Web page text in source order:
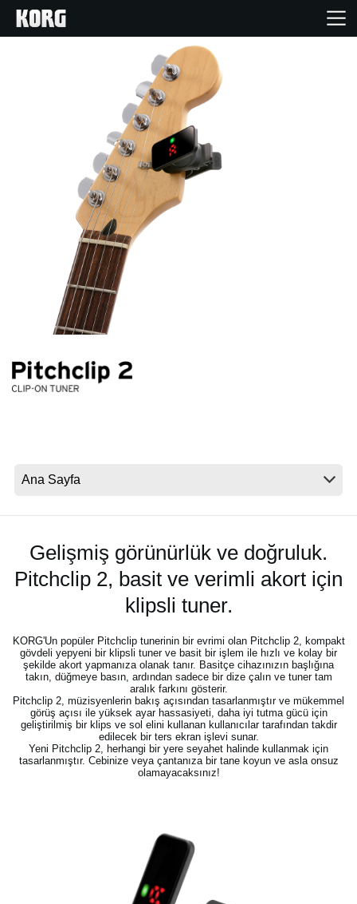
Özellikler
Etkinlikler
Destek
Mağaza Bulucu
Haberler
KORG Hakkında
Gelişmiş görünürlük ve doğruluk.
Pitchclip 2, basit ve verimli akort için
klipsli tuner.
KORG'Un popüler Pitchclip tunerinin bir evrimi olan Pitchclip 2, kompakt
gövdeli yepyeni bir klipsli tuner ve basit bir işlem ile hızlı ve kolay bir
şekilde akort yapmanıza olanak tanır. Basitçe cihazınızın başlığına
takın, düğmeye basın, ardından sadece bir dize çalın ve tuner tam
aralık farkını gösterir.
Pitchclip 2, müzisyenlerin bakış açısından tasarlanmıştır ve mükemmel
görüş açısı ile yüksek ayar hassasiyeti, daha iyi tutma gücü için
geliştirilmiş bir klips ve sol elini kullanan kullanıcılar tarafından takdir
edilecek bir ters ekran işlevi sunar.
Yeni Pitchclip 2, herhangi bir yere seyahet halinde kullanmak için
tasarlanmıştır. Cebinize veya çantanıza bir tane koyun ve asla onsuz
olamayacaksınız!